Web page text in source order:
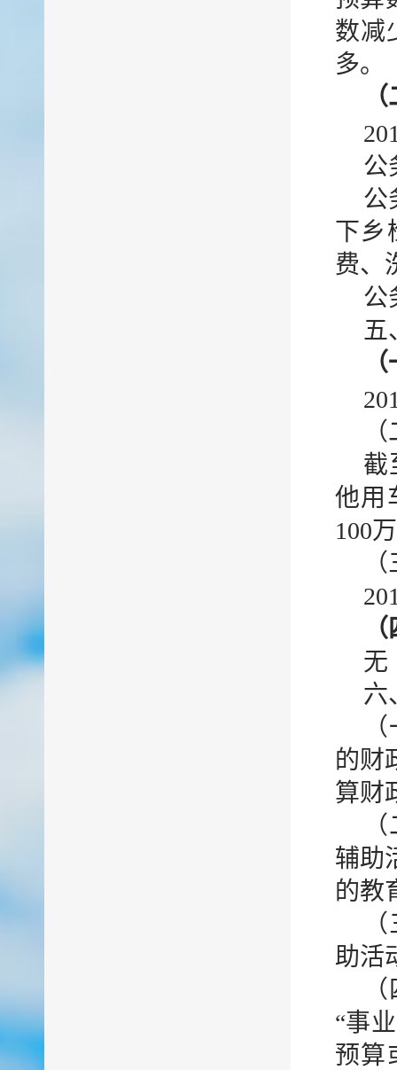
数减
多。
公
公
下乡
费、
公
五
截
他用
100
（
无
六
的财
算财
辅助
的教
助活
“事
预算